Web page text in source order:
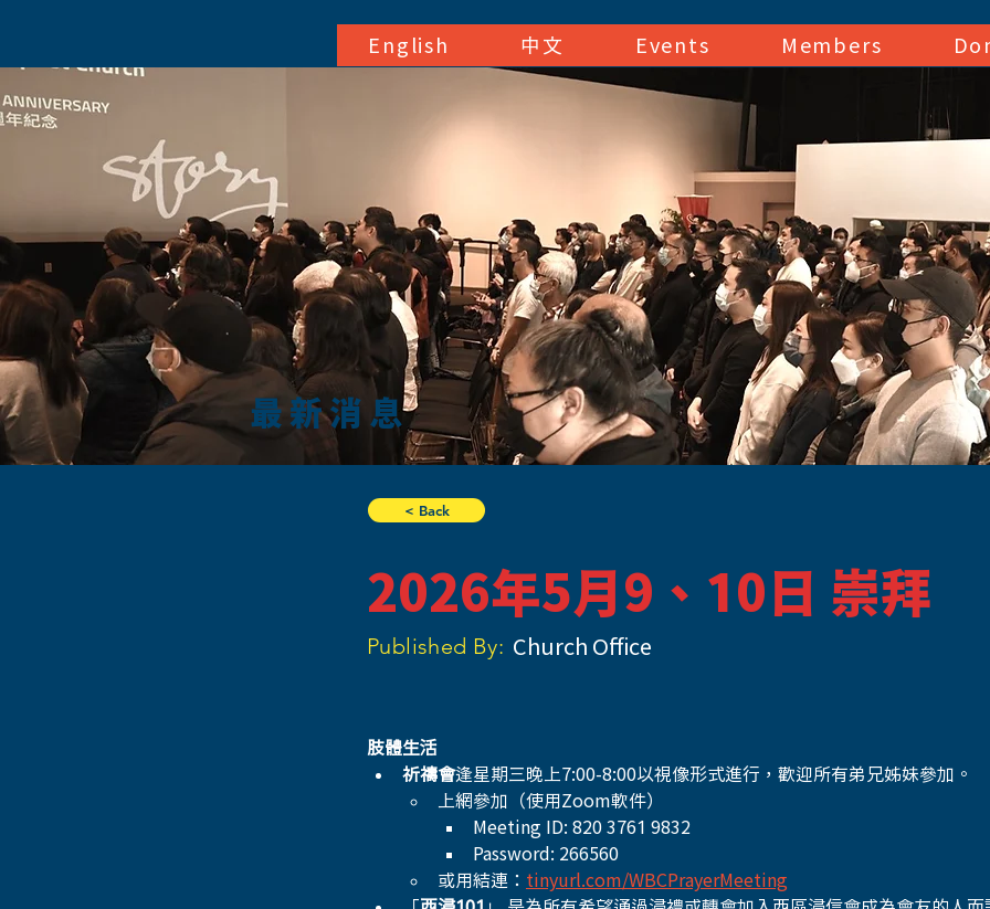
English 中文 Events Members
最新消息
< Back
2026年5月9、10日 崇拜
Published By: Church Office
肢體生活
祈禱會逢星期三晚上7:00-8:00以視像形式進行，歡迎所有弟兄姊妹參加。
上網參加（使用Zoom軟件）
Meeting ID: 820 3761 9832
Password: 266560
或用結連： tinyurl.com/WBCPrayerMeeting